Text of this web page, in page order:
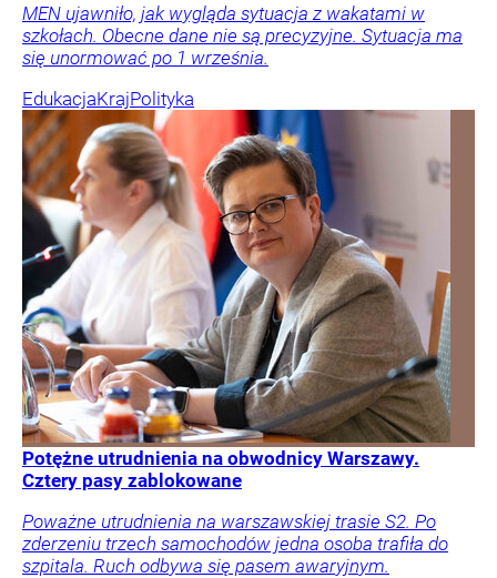
MEN ujawniło, jak wygląda sytuacja z wakatami w
szkołach. Obecne dane nie są precyzyjne. Sytuacja ma
się unormować po 1 września.
EdukacjaKrajPolityka
Potężne utrudnienia na obwodnicy Warszawy.
Cztery pasy zablokowane
Poważne utrudnienia na warszawskiej trasie S2. Po
zderzeniu trzech samochodów jedna osoba trafiła do
szpitala. Ruch odbywa się pasem awaryjnym.